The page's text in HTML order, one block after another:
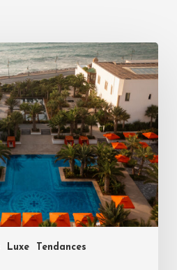
Luxe Tendances